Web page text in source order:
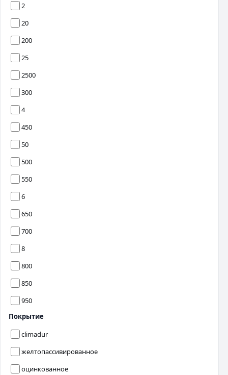
2
20
200
25
2500
300
4
450
50
500
550
6
650
700
8
800
850
950
Покрытие
climadur
желтопассивированное
оцинкованное